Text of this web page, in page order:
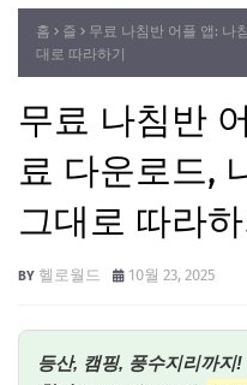
홈 즐
무료 나침반 어플 앱: 나
대로 따라하기
무료 나침반
료 다운로드,
그대로 따라
헬로월드 10월 23, 2025
등산, 캠핑, 풍수지리까지